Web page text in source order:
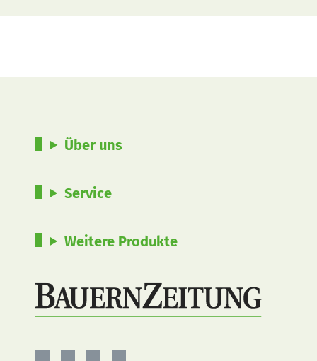
Über uns
Service
Weitere Produkte